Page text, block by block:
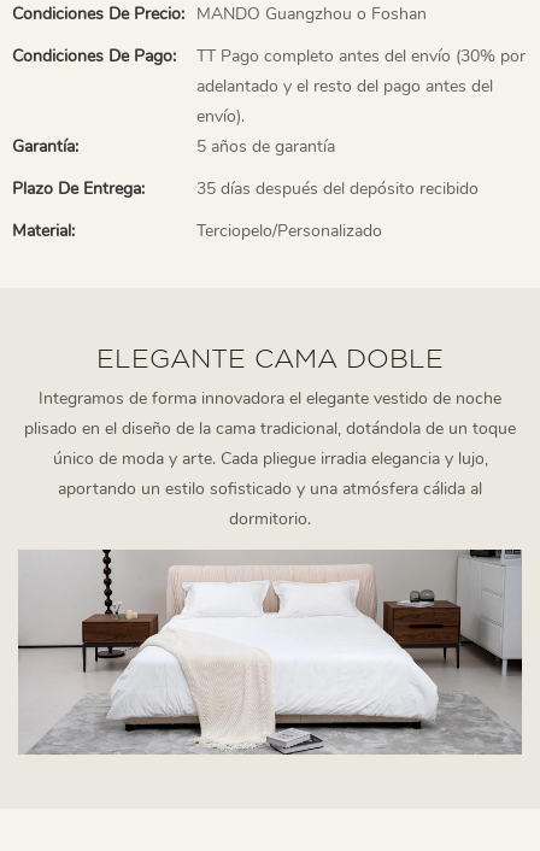
Condiciones De Precio: MANDO Guangzhou o Foshan
Condiciones De Pago:
TT Pago completo antes del envío (30% por
adelantado y el resto del pago antes del
envío).
Garantía:
5 años de garantía
Plazo De Entrega:
35 días después del depósito recibido
Material:
Terciopelo/Personalizado
ELEGANTE CAMA DOBLE
Integramos de forma innovadora el elegante vestido de noche
plisado en el diseño de la cama tradicional, dotándola de un toque
único de moda y arte. Cada pliegue irradia elegancia y lujo,
aportando un estilo sofisticado y una atmósfera cálida al
dormitorio.